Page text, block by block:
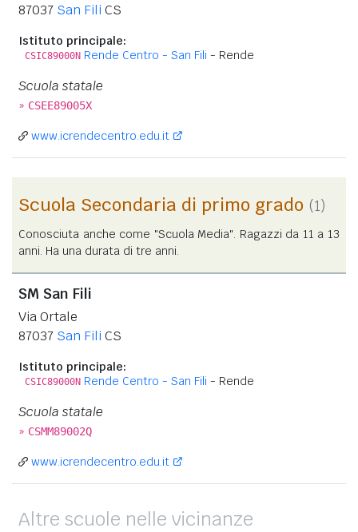
87037 San Fili CS
Istituto principale:
CSIC89000N Rende Centro - San Fili - Rende
Scuola statale
» CSEE89005X
www.icrendecentro.edu.it
Scuola Secondaria di primo grado (1)
Conosciuta anche come "Scuola Media". Ragazzi da 11 a 13
anni. Ha una durata di tre anni.
SM San Fili
Via Ortale
87037 San Fili CS
Istituto principale:
CSIC89000N Rende Centro - San Fili - Rende
Scuola statale
» CSMM89002Q
www.icrendecentro.edu.it
Altre scuole nelle vicinanze